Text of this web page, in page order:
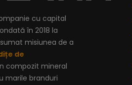
cu capital
în 2018 la
misiunea de a
de
compozit mineral
marile branduri